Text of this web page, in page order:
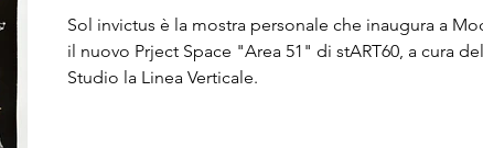
Sol invictus è la mostra personale che inaugura a
il nuovo Prject Space "Area 51" di stART60, a cura
Studio la Linea Verticale.